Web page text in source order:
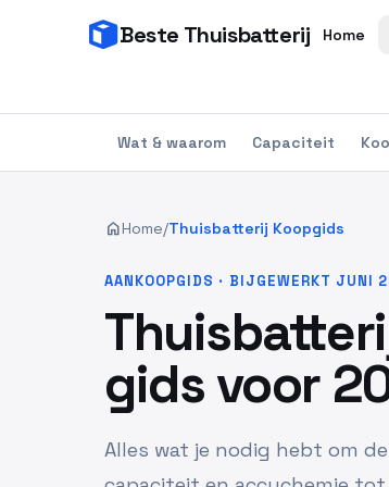
Beste Thuisbatterij Home
Wat & waarom Capaciteit
homeHome/Thuisbatterij Koopgids
AANKOOPGIDS · BIJGEWERKT JUNI
gids voor
Alles wat je nodig hebt om